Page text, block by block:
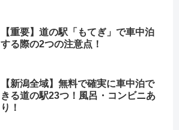
【重要】道の駅「もてぎ」で車中泊
する際の2つの注意点！
【新潟全域】無料で確実に車中泊で
きる道の駅23つ！風呂・コンビニあ
り！